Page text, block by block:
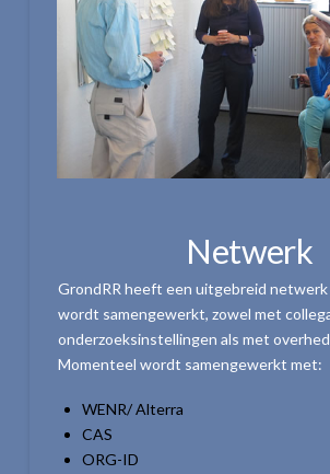
Netwerk
GrondRR heeft een uitgebreid netwerk
wordt samengewerkt, zowel met
onderzoeksinstellingen als met
Momenteel wordt samengewerkt met:
WENR/ Alterra
CAS
ORG-ID